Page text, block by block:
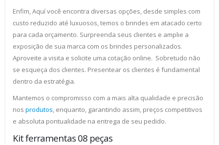
Enfim, Aquí você encontra diversas opções, desde simples com
custo reduzido até luxuosos, temos o brindes em atacado certo
para cada orçamento. Surpreenda seus clientes e amplie a
exposição de sua marca com os brindes personalizados.
Aproveite a visita e solicite uma cotação online. Sobretudo não
se esqueça dos clientes. Presentear os clientes é fundamental
dentro da estratégia.
Mantemos o compromisso com a mais alta qualidade e precisão
nos produtos , enquanto, garantindo assim, preços competitivos
e absoluta pontualidade na entrega de seu pedido.
Kit ferramentas 08 peças